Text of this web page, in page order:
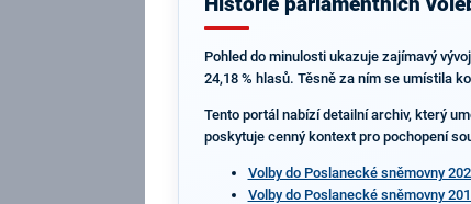
Pohled do minulosti ukazuje zajímavý
24,18 % hlasů. Těsně za ním se umístila
Tento portál nabízí detailní archiv, který
poskytuje cenný kontext pro pochopení
Volby do Poslanecké sněmovny
Volby do Poslanecké sněmovny